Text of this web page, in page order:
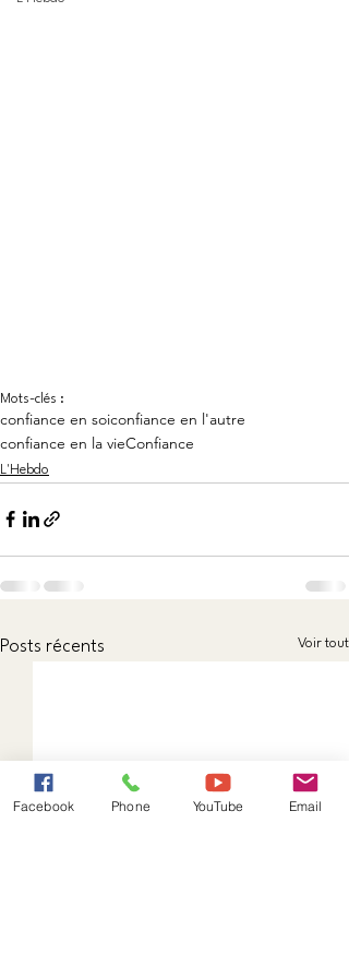
Mots-clés :
confiance en soiconfiance en l'autre
confiance en la vieConfiance
L'Hebdo
Posts récents Voir tout
Facebook Phone YouTube Email